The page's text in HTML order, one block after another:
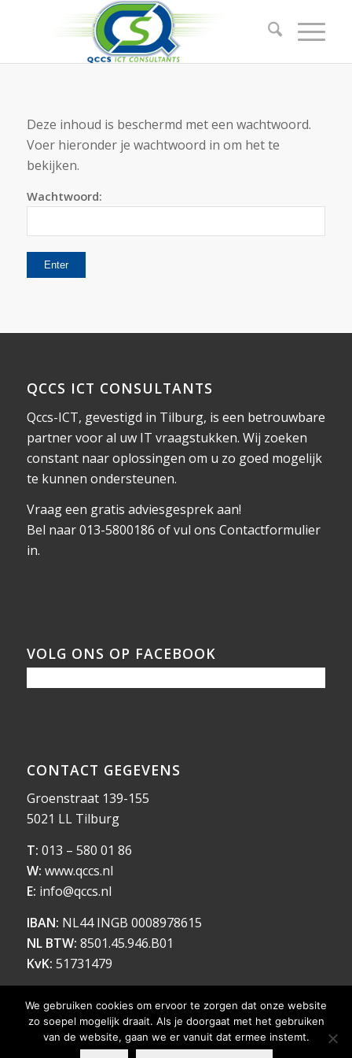
Deze inhoud is beschermd met een wachtwoord.
Voer hieronder je wachtwoord in om het te
bekijken.
Wachtwoord:
QCCS ICT CONSULTANTS
Qccs-ICT, gevestigd in Tilburg, is een betrouwbare
partner voor al uw IT vraagstukken. Wij zoeken
constant naar oplossingen om u zo goed mogelijk
te kunnen ondersteunen.
Vraag een gratis adviesgesprek aan!
Bel naar 013-5800186 of vul ons Contactformulier
in.
VOLG ONS OP FACEBOOK
CONTACT GEGEVENS
Groenstraat 139-155
5021 LL Tilburg
T: 013 – 580 01 86
W: www.qccs.nl
E: info@qccs.nl
IBAN: NL44 INGB 0008978615
NL BTW: 8501.45.946.B01
KvK: 51731479
We gebruiken cookies om ervoor te zorgen dat onze website
zo soepel mogelijk draait. Als je doorgaat met het gebruiken
van de website, gaan we er vanuit dat ermee instemt.